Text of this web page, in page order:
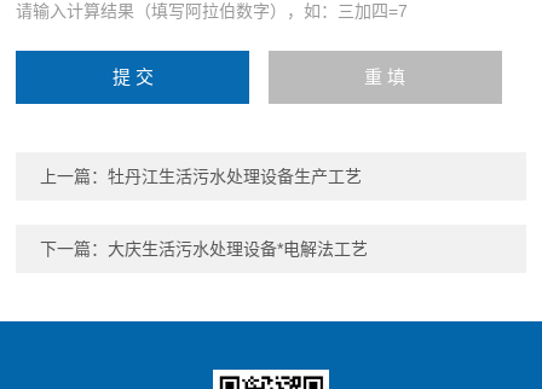
请输入计算结果（填写阿拉伯数字），如：三加四=7
上一篇：牡丹江生活污水处理设备生产工艺
下一篇： 大庆生活污水处理设备*电解法工艺